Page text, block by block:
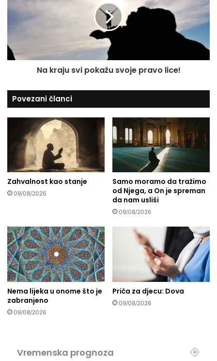
u
r
s
v
o
a
j
e
p
o
l
i
c
e
!
Na kraju svi pokažu svoje pravo lice!
Povezani članci
Zahvalnost kao stanje
09/08/2026
Samo moramo da tražimo
od Njega, a On je spreman
da nam usliši
09/08/2026
Nema lijeka u onome što je
zabranjeno
09/08/2026
Priča za djecu: Dova
09/08/2026
Vremenska prognoza